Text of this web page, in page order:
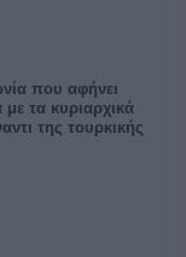
που αφήνει
τα κυριαρχικά
της τουρκικής